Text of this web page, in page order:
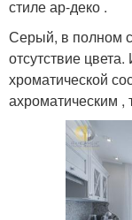
стиле ар-деко .
Серый, в полном
отсутствие
хроматической
ахроматическим ,